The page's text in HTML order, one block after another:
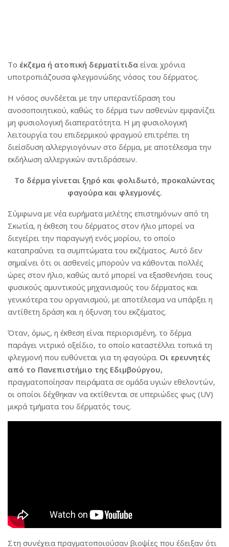
Το έκζεμα ή ατοπική δερματίτιδα είναι χρόνια
υποτροπιάζουσα φλεγμονώδης νόσος του δέρματος.
Η νόσος συνδέεται με την υπεραντίδραση του
ανοσοποιητικού, καθώς το δέρμα των ασθενών εμφανίζει
μη φυσιολογική διαπερατότητα. Η μη φυσιολογική
λειτουργία του επιδερμικού φραγμού επιτρέπει τη
διείσδυση αλλεργιογόνων στο δέρμα, με αποτέλεσμα την
εκδήλωση αλλεργικών αντιδράσεων.
Το δέρμα γίνεται ξηρό και φολιδωτό, προκαλώντας
φαγούρα και φλεγμονές.
Σύμφωνα με νέα ευρήματα μελέτης επιστημόνων από τη
Σκωτία, η έκθεση του δέρματος στον ήλιο μπορεί να
διεγείρει την παραγωγή ενός μορίου, το οποίο
καταπραΰνει τα συμπτώματα του εκζέματος. Αυτό δεν
σημαίνει ότι οι ασθενείς μπορούν να κάθονται πολλές
ώρες στον ήλιο, καθώς αυτό μπορεί να εξασθενήσει τους
φυσικούς αμυντικούς μηχανισμούς του δέρματος και
γενικότερα του οργανισμού, με αποτέλεσμα να υπάρξει η
αντίθετη δράση και η όξυνση του εκζέματος.
Όταν, όμως, η έκθεση είναι περιορισμένη, το δέρμα
παράγει νιτρικό οξείδιο, το οποίο καταστέλλει τοπικά τη
φλεγμονή που ευθύνεται για τη φαγούρα. Οι ερευνητές
από το Πανεπιστήμιο της Εδιμβούργου,
πραγματοποίησαν πειράματα σε ομάδα υγιών εθελοντών,
οι οποίοι δέχθηκαν να εκτίθενται σε υπεριώδες φως (UV)
μικρά τμήματα του δέρματός τους.
Στη συνέχεια πραγματοποιούσαν βιοψίες που έδειξαν ότι